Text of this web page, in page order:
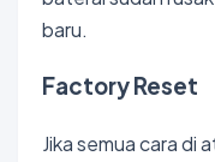
baru.
Factory Reset
Jika semua cara di